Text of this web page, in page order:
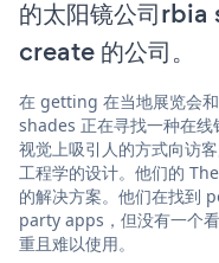
的太阳镜公司
create 的公司。
在 getting 在当地展览会
shades 正在寻找一种在
视觉上吸引人的方式向访
工程学的设计。他们的
的解决方案。他们在找
party apps，但没有一个
重且难以使用。